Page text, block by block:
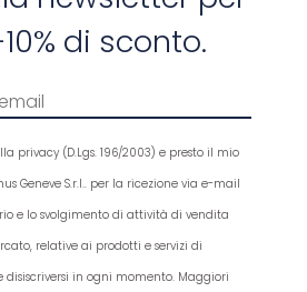
di sconto.
privacy (D.Lgs. 196/2003) e presto il mio
Geneve S.r.l.. per la ricezione via e-mail
e lo svolgimento di attività di vendita
relative ai prodotti e servizi di
disiscriversi in ogni momento. Maggiori